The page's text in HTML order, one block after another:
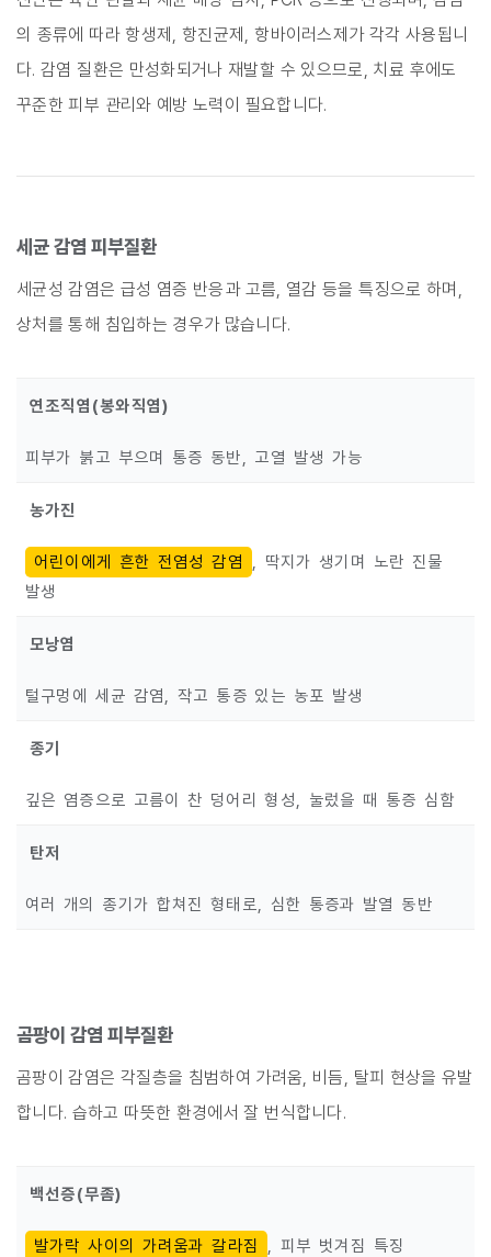
의 종류에 따라 항생제, 항진균제, 항바이러스제가 각각 사용됩니
다. 감염 질환은 만성화되거나 재발할 수 있으므로, 치료 후에도
꾸준한 피부 관리와 예방 노력이 필요합니다.
세균 감염 피부질환
세균성 감염은 급성 염증 반응과 고름, 열감 등을 특징으로 하며,
상처를 통해 침입하는 경우가 많습니다.
연조직염(봉와직염)
피부가 붉고 부으며 통증 동반, 고열 발생 가능
농가진
어린이에게 흔한 전염성 감염
, 딱지가 생기며 노란 진물
발생
모낭염
털구멍에 세균 감염, 작고 통증 있는 농포 발생
종기
깊은 염증으로 고름이 찬 덩어리 형성, 눌렀을 때 통증 심함
탄저
여러 개의 종기가 합쳐진 형태로, 심한 통증과 발열 동반
곰팡이 감염 피부질환
곰팡이 감염은 각질층을 침범하여 가려움, 비듬, 탈피 현상을 유발
합니다. 습하고 따뜻한 환경에서 잘 번식합니다.
백선증(무좀)
발가락 사이의 가려움과 갈라짐 , 피부 벗겨짐 특징